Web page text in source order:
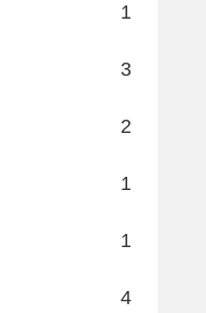
1
3
2
1
1
4